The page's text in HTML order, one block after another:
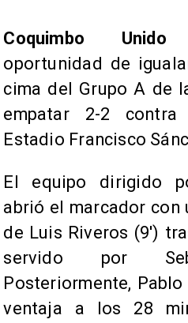
Coquimbo Unido
oportunidad de
cima del Grupo A de
empatar 2-2 contra
Estadio Francisco
El equipo dirigido
abrió el marcador con
de Luis Riveros (9′)
servido por
Posteriormente,
ventaja a los 28